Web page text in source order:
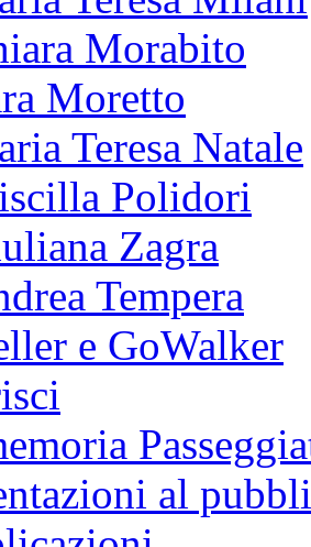
Morabito
Moretto
Teresa Natale
Polidori
Zagra
Tempera
e GoWalker
al